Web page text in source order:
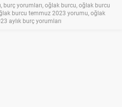
, burç yorumları,oğlak burcu,oğlak burcu
burcu temmuz 2023 yorumu,oğlak
aylık burç yorumları